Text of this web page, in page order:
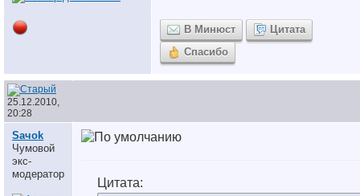
В Минюст
Цитата
Спасибо
25.12.2010,
20:28
Saчok
Чумовой
экс-
модератор
Цитата: